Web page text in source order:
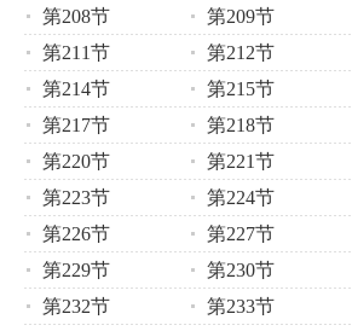
第208节
第209节
第211节
第212节
第214节
第215节
第217节
第218节
第220节
第221节
第223节
第224节
第226节
第227节
第229节
第230节
第232节
第233节